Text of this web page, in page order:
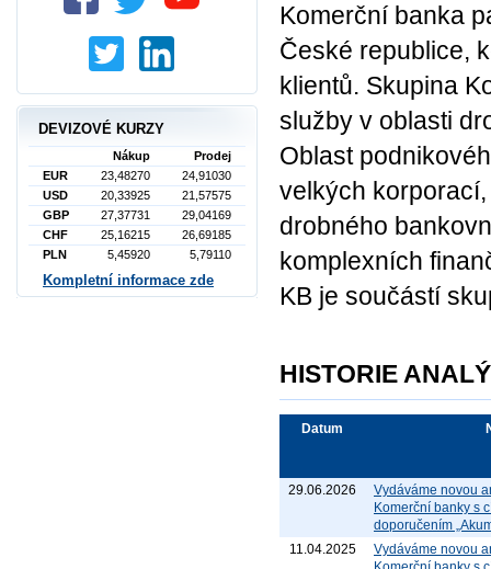
Komerční banka
České republice,
klientů. Skupina
služby v oblasti
Oblast
velkých
drobného
komplexních
KB je součástí
HISTORIE
Datum
29.06.2026
Vydáváme novou
Komerční banky s
doporučením
11.04.2025
Vydáváme novou
DEVIZOVÉ KURZY
Nákup
Prodej
EUR
23,48270
24,91030
USD
20,33925
21,57575
GBP
27,37731
29,04169
CHF
25,16215
26,69185
PLN
5,45920 5,79110
Kompletní informace zde